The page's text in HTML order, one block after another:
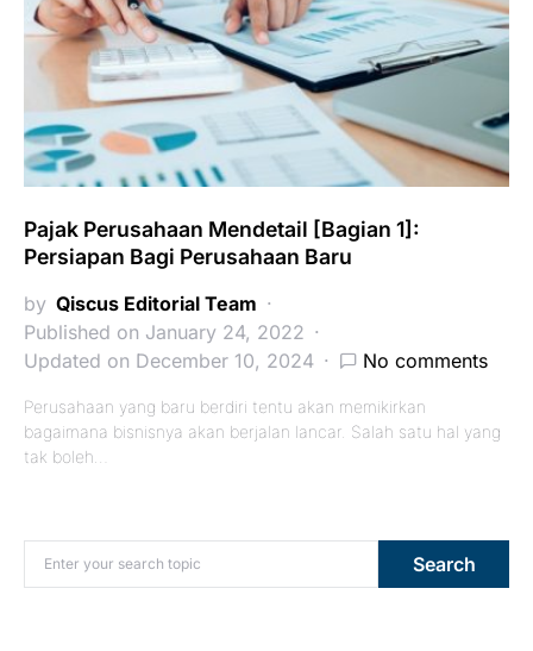
Pajak Perusahaan Mendetail [Bagian 1]:
Persiapan Bagi Perusahaan Baru
by Qiscus Editorial Team
Published on January 24, 2022
Updated on December 10, 2024
No comments
Perusahaan yang baru berdiri tentu akan memikirkan
bagaimana bisnisnya akan berjalan lancar. Salah satu hal yang
tak boleh…
Search for: Search